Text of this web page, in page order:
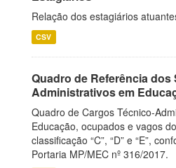
Relação dos estagiários
CSV
Quadro de Referência
Administrativos em
Quadro de Cargos Técnico-
Educação, ocupados e vagos
classificação “C”, “D” e “E”,
Portaria MP/MEC nº 316/2017.